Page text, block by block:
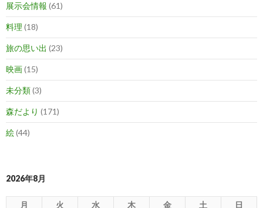
展示会情報 (61)
料理 (18)
旅の思い出 (23)
映画(15)
未分類(3)
森だより (171)
絵(44)
2026年8月
月 火 水 木 金 土 日